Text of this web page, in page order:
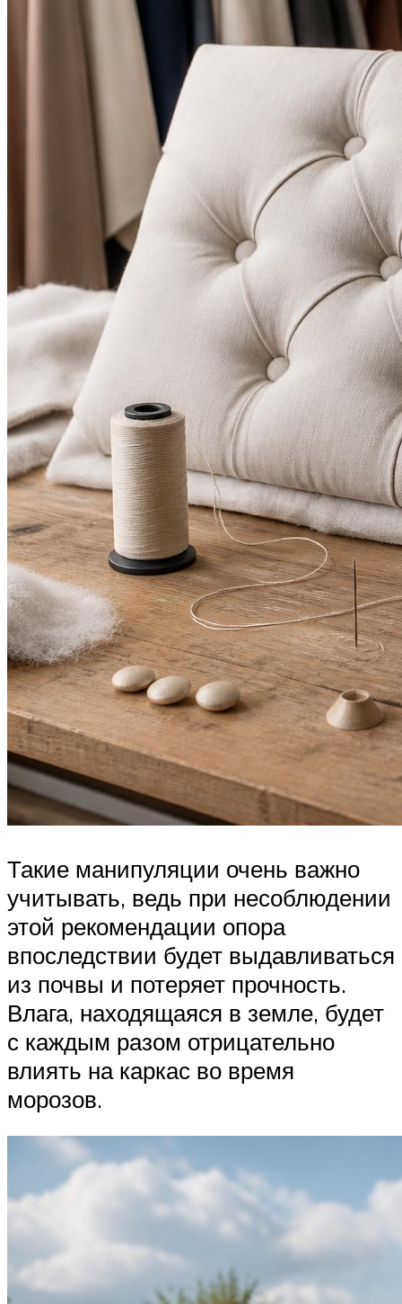
Такие манипуляции очень важно
учитывать, ведь при несоблюдении
этой рекомендации опора
впоследствии будет выдавливаться
из почвы и потеряет прочность.
Влага, находящаяся в земле, будет
с каждым разом отрицательно
влиять на каркас во время
морозов.